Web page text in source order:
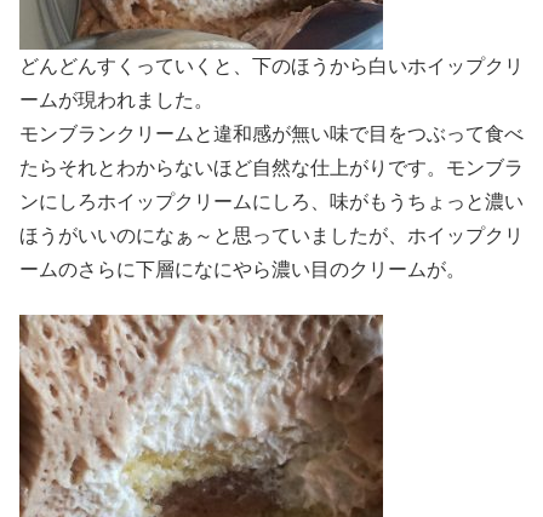
どんどんすくっていくと、下のほうから白いホイップクリ
ームが現われました。
モンブランクリームと違和感が無い味で目をつぶって食べ
たらそれとわからないほど自然な仕上がりです。モンブラ
ンにしろホイップクリームにしろ、味がもうちょっと濃い
ほうがいいのになぁ～と思っていましたが、ホイップクリ
ームのさらに下層になにやら濃い目のクリームが。